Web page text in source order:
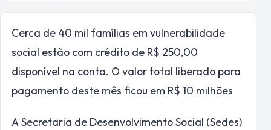
Cerca de 40 mil famílias em vulnerabilidade
social estão com crédito de R$ 250,00
disponível na conta. O valor total liberado para
pagamento deste mês ficou em R$ 10 milhões
A Secretaria de Desenvolvimento Social (Sedes)